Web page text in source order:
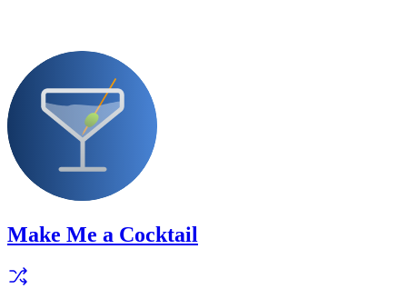
Make Me a Cocktail